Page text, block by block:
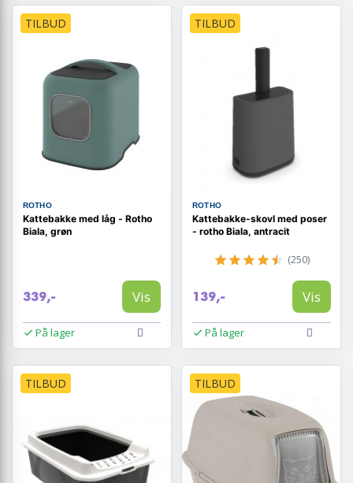
TILBUD
ROTHO
Kattebakke med låg - Rotho
Biala, grøn
339,- Vis
På lager
TILBUD
ROTHO
Kattebakke-skovl med poser
- rotho Biala, antracit
(250)
139,- Vis
På lager
TILBUD TILBUD